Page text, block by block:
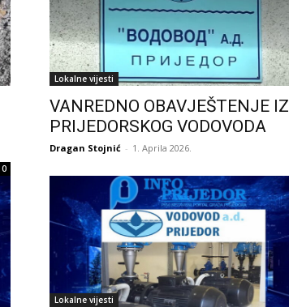
0
Lokalne vijesti
VANREDNO OBAVJEŠTENJE IZ
PRIJEDORSKOG VODOVODA
Dragan Stojnić - 1. Aprila 2026.
Lokalne vijesti